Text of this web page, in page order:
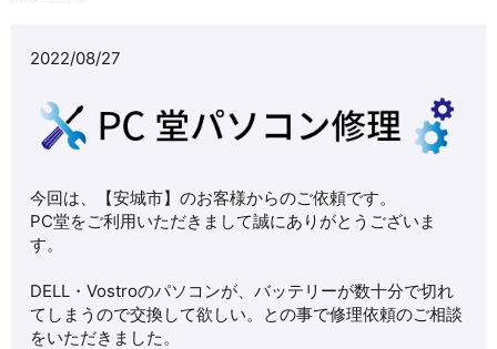
2022/08/27
今回は、【安城市】のお客様からのご依頼です。
PC堂をご利用いただきまして誠にありがとうございま
す。
DELL・Vostroのパソコンが、バッテリーが数十分で切れ
てしまうので交換して欲しい。との事で修理依頼のご相談
をいただきました。